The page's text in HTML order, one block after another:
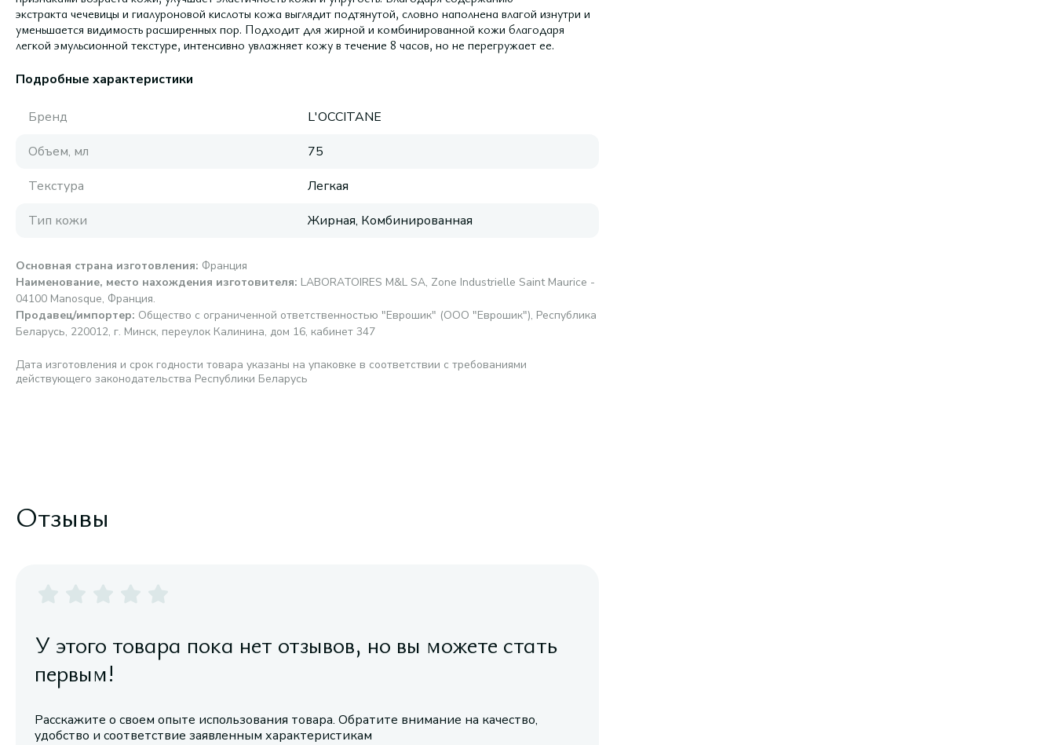
экстракта чечевицы и гиалуроновой кислоты кожа выглядит подтянутой, словно наполнена влагой изнутри и
уменьшается видимость расширенных пор. Подходит для жирной и комбинированной кожи благодаря
легкой эмульсионной текстуре, интенсивно увлажняет кожу в течение 8 часов, но не перегружает ее.
Подробные характеристики
Бренд
L'OCCITANE
Объем, мл
75
Текстура
Легкая
Тип кожи
Жирная, Комбинированная
Основная страна изготовления: Франция
Наименование, место нахождения изготовителя: LABORATOIRES M&L SA, Zone Industrielle Saint Maurice -
04100 Manosque, Франция.
Продавец/импортер: Общество с ограниченной ответственностью "Еврошик" (ООО "Еврошик"), Республика
Беларусь, 220012, г. Минск, переулок Калинина, дом 16, кабинет 347
Дата изготовления и срок годности товара указаны на упаковке в соответствии с требованиями
действующего законодательства Республики Беларусь
Отзывы
У этого товара пока нет отзывов, но вы можете стать
первым!
Расскажите о своем опыте использования товара. Обратите внимание на качество,
удобство и соответствие заявленным характеристикам